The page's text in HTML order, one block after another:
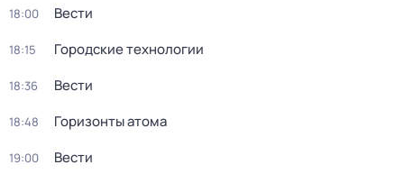
18:00 Вести
18:15 Городские технологии
18:36 Вести
18:48 Горизонты атома
19:00 Вести